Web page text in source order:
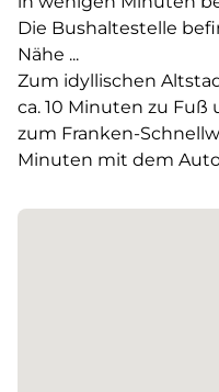
Die Bushaltestelle
Nähe ...
Zum idyllischen
ca. 10 Minuten zu Fuß
zum Franken-
Minuten mit dem